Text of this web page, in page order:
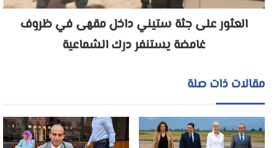
العثور على جثة ستيني داخل مقهى في ظروف
غامضة يستنفر درك الشماعية
مقالات ذات صلة